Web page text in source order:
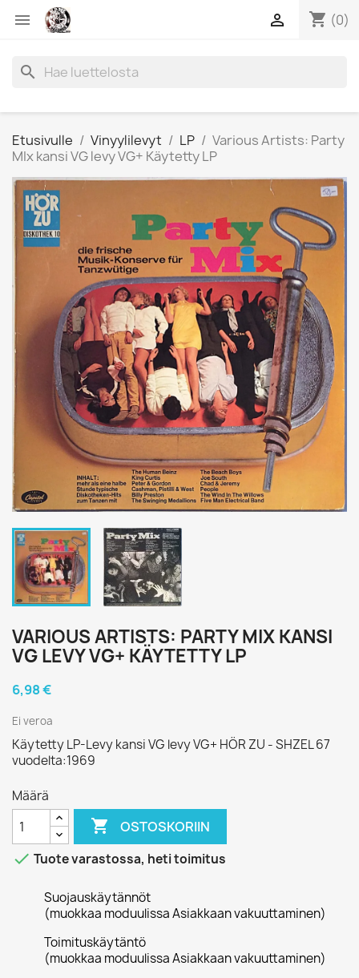
 shopping_cart (0)

search
Etusivulle Vinyylilevyt LP
Various Artists: Party
MIx kansi VG levy VG+ Käytetty LP
VARIOUS ARTISTS: PARTY MIX KANSI
VG LEVY VG+ KÄYTETTY LP
6,98 €
Ei veroa
Käytetty LP-Levy kansi VG levy VG+ HÖR ZU - SHZEL 67
vuodelta:1969
Määrä
 OSTOSKORIIN
 Tuote varastossa, heti toimitus
Suojauskäytännöt
(muokkaa moduulissa Asiakkaan vakuuttaminen)
Toimituskäytäntö
(muokkaa moduulissa Asiakkaan vakuuttaminen)